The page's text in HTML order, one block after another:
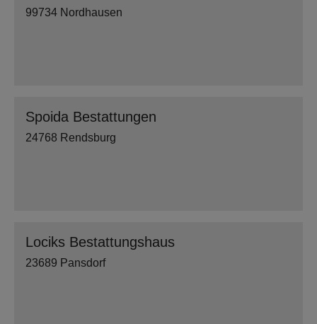
99734 Nordhausen
Spoida Bestattungen
24768 Rendsburg
Lociks Bestattungshaus
23689 Pansdorf